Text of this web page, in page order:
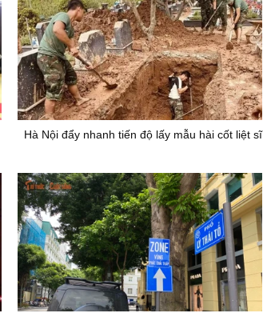
Hà Nội đẩy nhanh tiến độ lấy mẫu hài cốt liệt sĩ